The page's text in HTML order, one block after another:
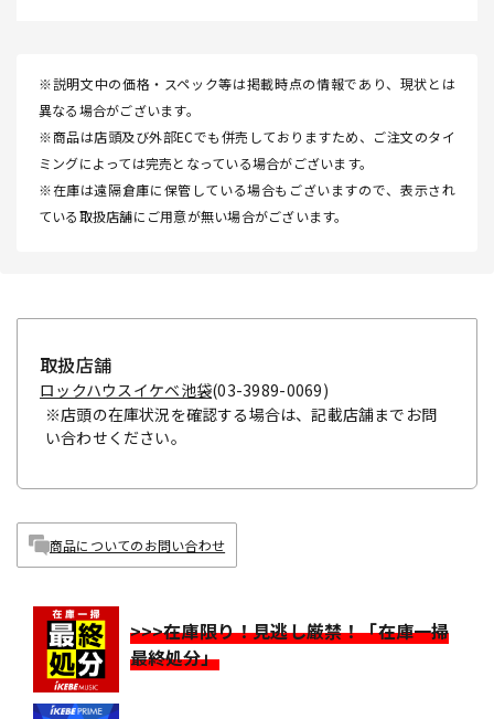
※説明文中の価格・スペック等は掲載時点の情報であり、現状とは
異なる場合がございます。
※商品は店頭及び外部ECでも併売しておりますため、ご注文のタイ
ミングによっては完売となっている場合がございます。
※在庫は遠隔倉庫に保管している場合もございますので、表示され
ている取扱店舗にご用意が無い場合がございます。
取扱店舗
ロックハウスイケベ池袋(03-3989-0069)
※店頭の在庫状況を確認する場合は、記載店舗までお問
い合わせください。
商品についてのお問い合わせ
>>>在庫限り！見逃し厳禁！「在庫一掃
最終処分」